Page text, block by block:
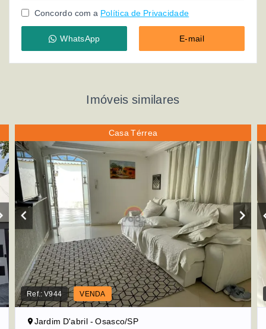
Concordo com a Política de Privacidade
WhatsApp E-mail
Imóveis similares
Casa Térrea
Ref.:V944 VENDA
Jardim D'abril - Osasco/SP